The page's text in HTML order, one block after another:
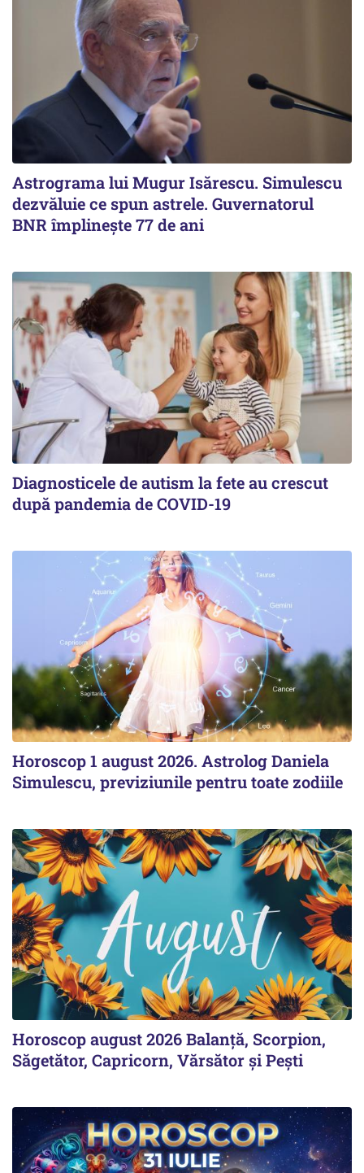
Astrograma lui Mugur Isărescu. Simulescu
dezvăluie ce spun astrele. Guvernatorul
BNR împlinește 77 de ani
Diagnosticele de autism la fete au crescut
după pandemia de COVID-19
Horoscop 1 august 2026. Astrolog Daniela
Simulescu, previziunile pentru toate zodiile
Horoscop august 2026 Balanță, Scorpion,
Săgetător, Capricorn, Vărsător și Pești